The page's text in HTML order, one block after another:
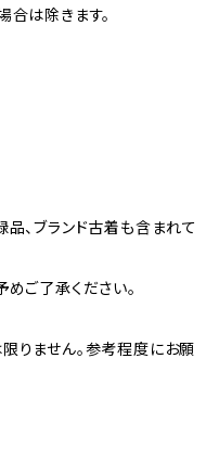
は除きます。
、ブランド古着も含まれて
ご了承ください。
りません。参考程度にお願